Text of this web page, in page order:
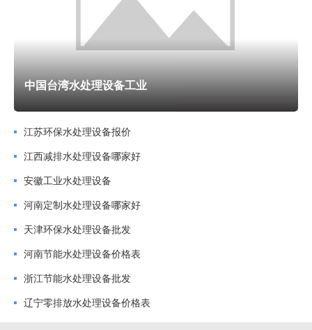
废水处理设备生产厂家致力于研发和生产各种先进的废水
处理设备，以满足不同行业和领域的需求。这些设备包括污水
处理设备、废水处理设备、水处理设备等。它们通过物理、化
引进国外先进技术和自主研发，他们不断提高设备的处理效率
和稳定性，降低运营成本和能耗。水处理设备 ，就选上海冠
境贸易有限公司，用户的信赖之选，有需要可以联系我司哦！
中国台湾定制水处理设备价格表
来我司咨询！浙江工业水处理设备生产厂家
中国台湾水处理设备工业
江苏环保水处理设备报价
江西减排水处理设备哪家好
安徽工业水处理设备
河南定制水处理设备哪家好
天津环保水处理设备批发
河南节能水处理设备价格表
浙江节能水处理设备批发
辽宁零排放水处理设备价格表